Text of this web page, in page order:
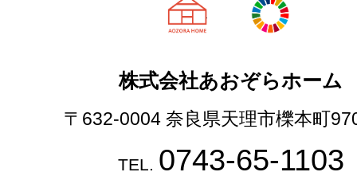
天理市の注文
株式会社あおぞらホーム
〒632-0004 奈良県天理市櫟本町
TEL. 0743-65-1103